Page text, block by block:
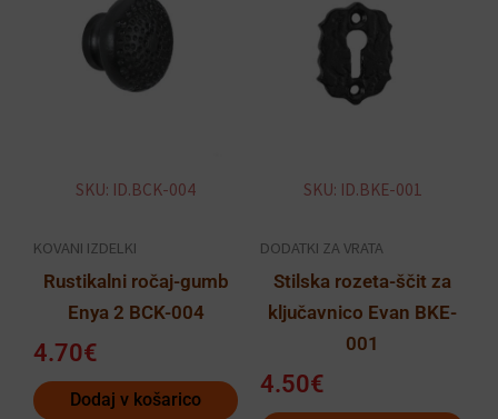
SKU: ID.BCK-004
KOVANI IZDELKI
Rustikalni ročaj-gumb
Enya 2 BCK-004
4.70€
Dodaj v košarico
SKU: ID.BKE-001
DODATKI ZA VRATA
Stilska rozeta-ščit za
ključavnico Evan BKE-
001
4.50€